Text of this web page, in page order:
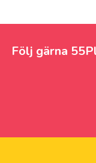
Följ gärna